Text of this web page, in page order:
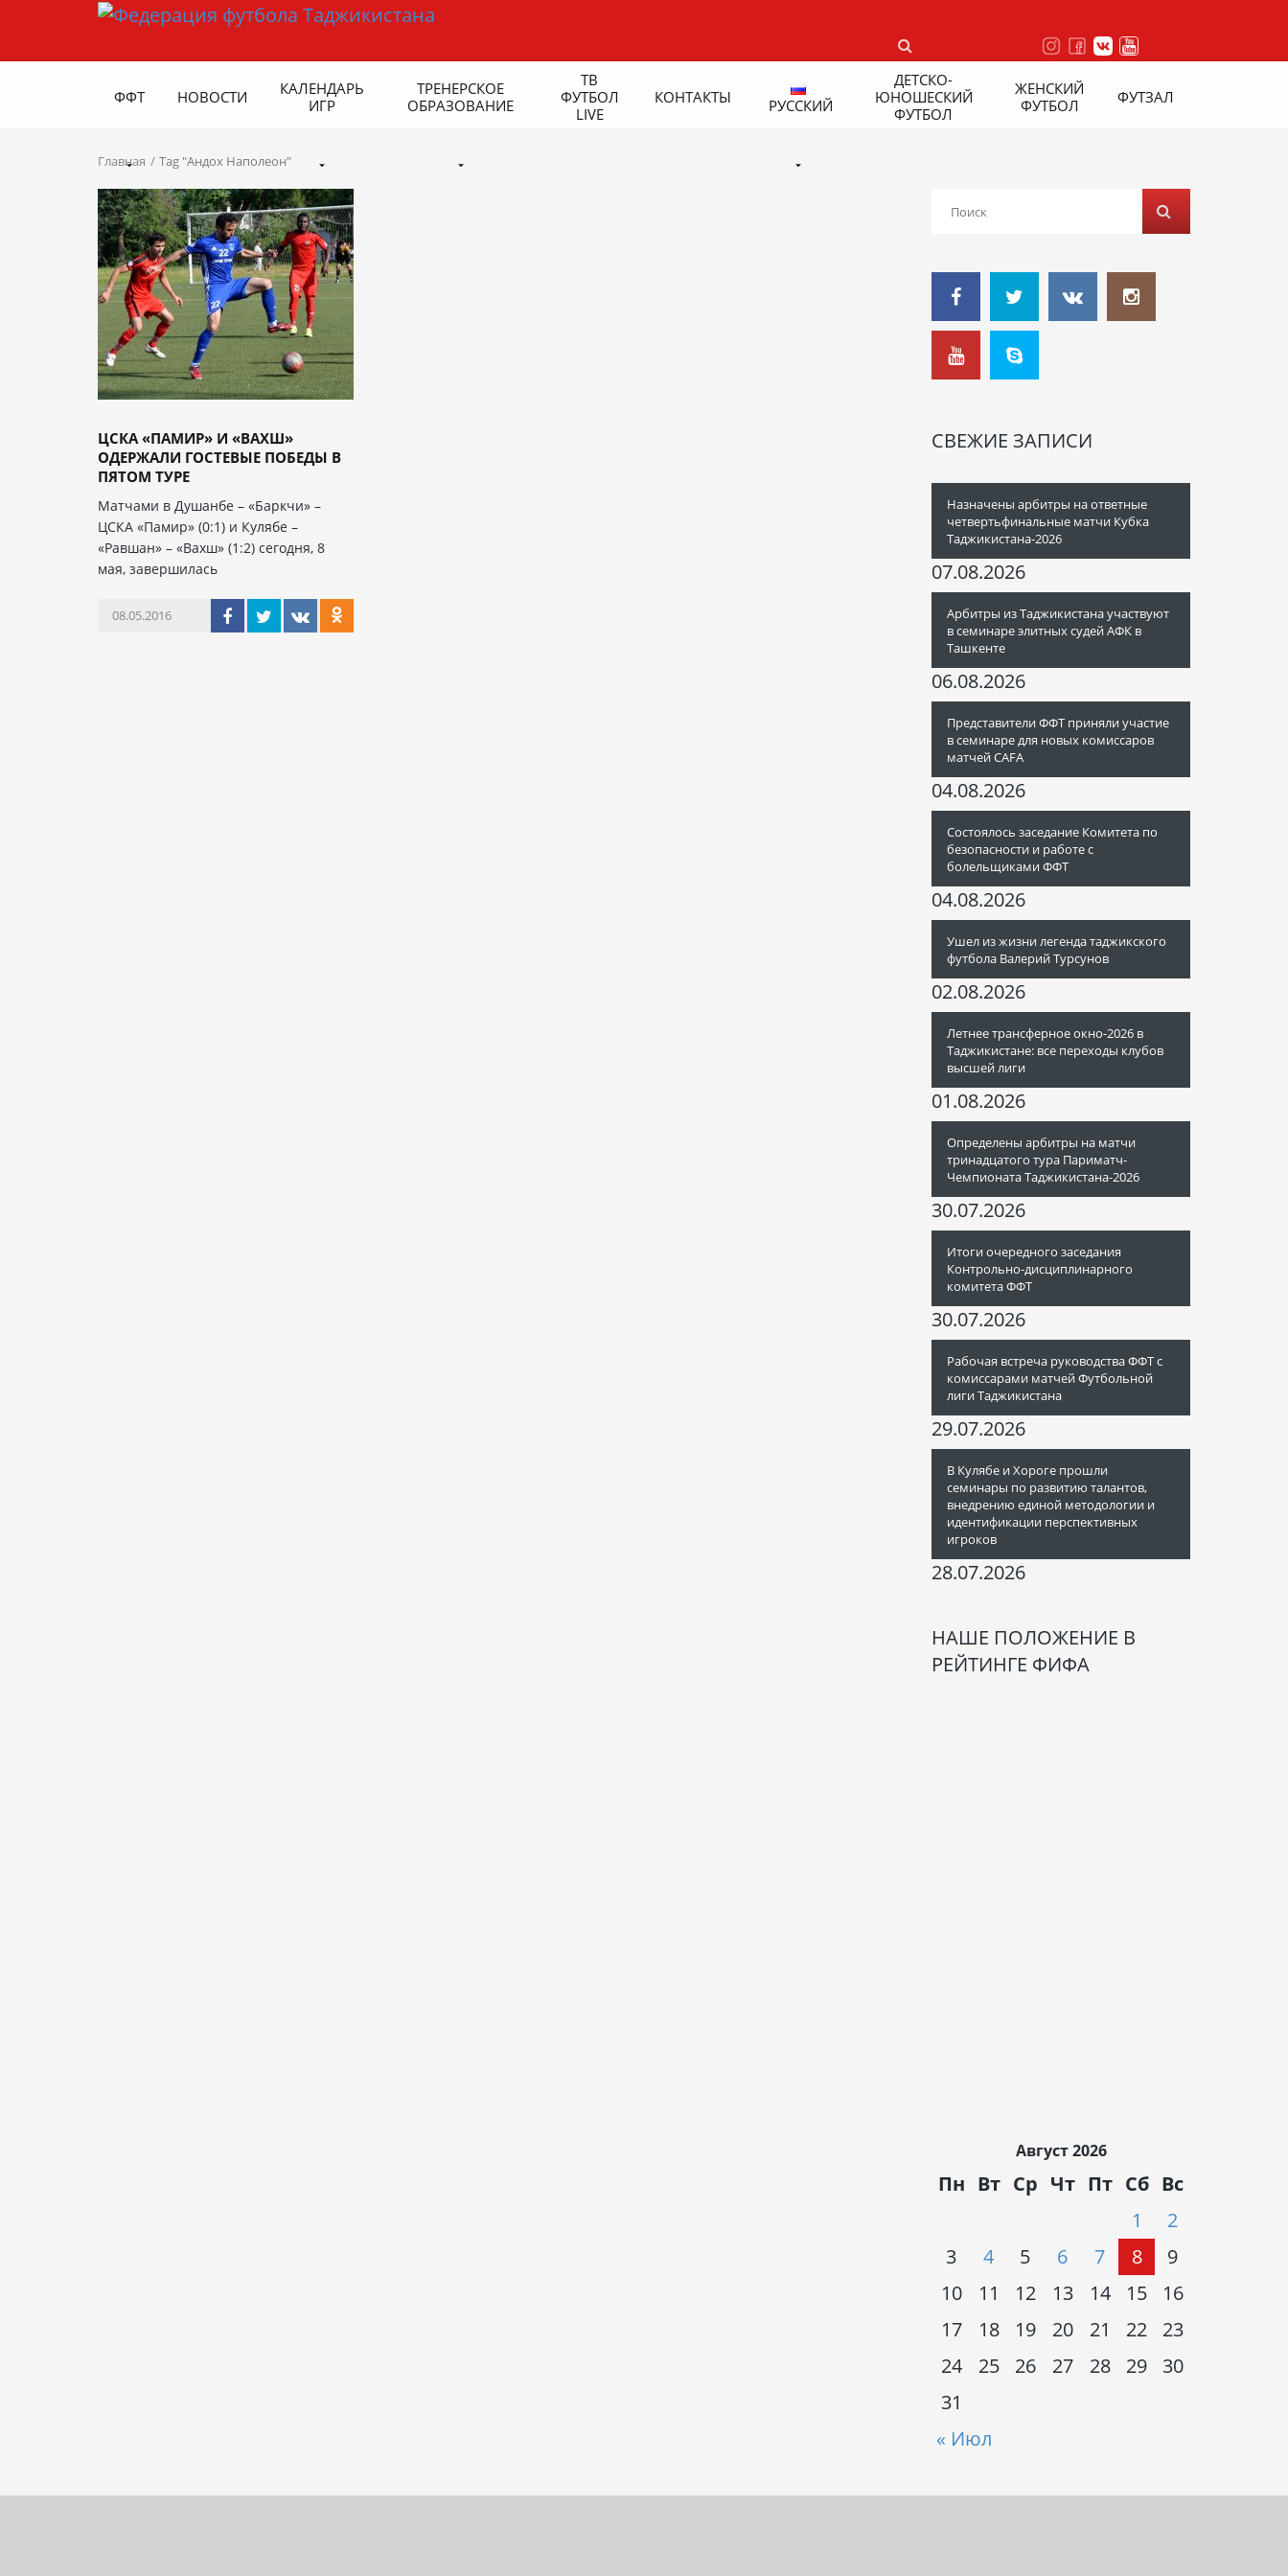
ФФТ НОВОСТИ
КАЛЕНДАРЬ
ИГР
ТРЕНЕРСКОЕ
ОБРАЗОВАНИЕ
ТВ
ФУТБОЛ
LIVE
КОНТАКТЫ РУССКИЙ
ДЕТСКО-
ЮНОШЕСКИЙ
ФУТБОЛ
ЖЕНСКИЙ
ФУТБОЛ
ФУТЗАЛ
Главная Tag "Андох Наполеон"
ЦСКА «ПАМИР» И «ВАХШ»
ОДЕРЖАЛИ ГОСТЕВЫЕ ПОБЕДЫ В
ПЯТОМ ТУРЕ
Матчами в Душанбе – «Баркчи» –
ЦСКА «Памир» (0:1) и Кулябе –
«Равшан» – «Вахш» (1:2) сегодня, 8
мая, завершилась
08.05.2016
СВЕЖИЕ ЗАПИСИ
Назначены арбитры на ответные
четвертьфинальные матчи Кубка
Таджикистана-2026
07.08.2026
Арбитры из Таджикистана участвуют
в семинаре элитных судей АФК в
Ташкенте
06.08.2026
Представители ФФТ приняли участие
в семинаре для новых комиссаров
матчей CAFA
04.08.2026
Состоялось заседание Комитета по
безопасности и работе с
болельщиками ФФТ
04.08.2026
Ушел из жизни легенда таджикского
футбола Валерий Турсунов
02.08.2026
Летнее трансферное окно-2026 в
Таджикистане: все переходы клубов
высшей лиги
01.08.2026
Определены арбитры на матчи
тринадцатого тура Париматч-
Чемпионата Таджикистана-2026
30.07.2026
Итоги очередного заседания
Контрольно-дисциплинарного
комитета ФФТ
30.07.2026
Рабочая встреча руководства ФФТ с
комиссарами матчей Футбольной
лиги Таджикистана
29.07.2026
В Кулябе и Хороге прошли
семинары по развитию талантов,
внедрению единой методологии и
идентификации перспективных
игроков
28.07.2026
НАШЕ ПОЛОЖЕНИЕ В
РЕЙТИНГЕ ФИФА
Август 2026
Пн Вт Ср Чт Пт Сб Вс
« Июл
1
2
3
4 5 6 7 8
9
10
11 12 13 14 15
16
17
18 19 20 21 22
23
24
25 26 27 28 29
30
31